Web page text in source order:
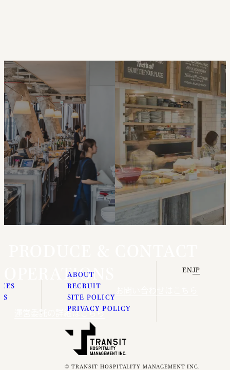
OPERATIONS
運営委託の詳細はこちら
ABOUT
RECRUIT
SITE POLICY
PRIVACY POLICY
ENJP
© TRANSIT HOSPITALITY MANAGEMENT INC.